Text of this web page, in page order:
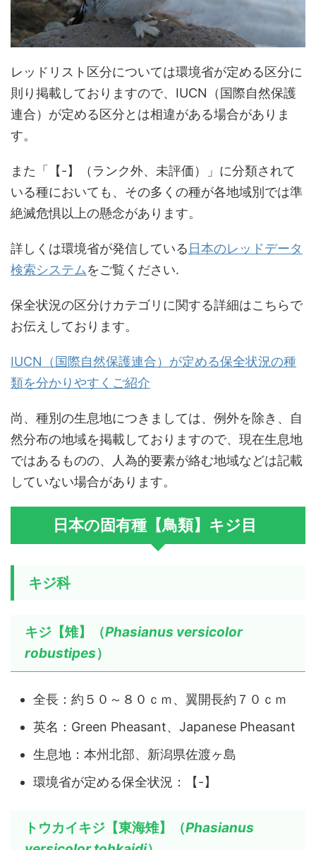
レッドリスト区分については環境省が定める区分に
則り掲載しておりますので、IUCN（国際自然保護
連合）が定める区分とは相違がある場合がありま
す。
また「【-】（ランク外、未評価）」に分類されて
いる種においても、その多くの種が各地域別では準
絶滅危惧以上の懸念があります。
詳しくは環境省が発信している 日本のレッドデータ
検索システムをご覧ください.
保全状況の区分けカテゴリに関する詳細はこちらで
お伝えしております。
IUCN（国際自然保護連合）が定める保全状況の種
類を分かりやすくご紹介
尚、種別の生息地につきましては、例外を除き、自
然分布の地域を掲載しておりますので、現在生息地
ではあるものの、人為的要素が絡む地域などは記載
していない場合があります。
日本の固有種【鳥類】キジ目
キジ科
キジ【雉】（Phasianus versicolor
robustipes）
全長：約５０～８０ｃｍ、翼開長約７０ｃｍ
英名：Green Pheasant、Japanese Pheasant
生息地：本州北部、新潟県佐渡ヶ島
環境省が定める保全状況：【-】
トウカイキジ【東海雉】（Phasianus